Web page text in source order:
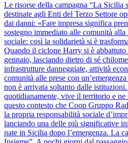
Le risorse della campagna “La Sicilia
destinate agli Enti del Terzo Settore
dai danni: «Fare impresa significa
sostegno immediato alle comunità
sociale: così la solidarietà si è
Quando il ciclone Harry si è
gennaio, lasciando dietro di sé
infrastrutture danneggiate, attività
comunità alle prese con
non è arrivata soltanto dalle
quotidianamente, vive il territorio e
questo contesto che Coop Gruppo
la propria responsabilità sociale
lanciando una delle più significative
nate in Sicilia dopo l’emergenza. La